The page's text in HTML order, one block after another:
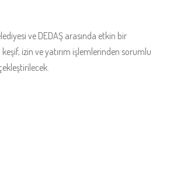
ve DEDAŞ arasında etkin bir
izin ve yatırım işlemlerinden sorumlu